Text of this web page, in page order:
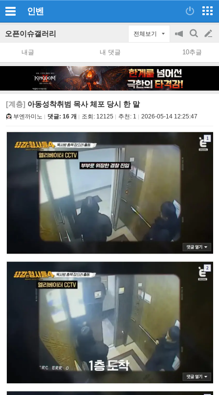
인벤
오픈이슈갤러리 전체보기
공
지
on/off
검
색
글
쓰
내글 내 댓글 10추글
[계층] 아동성착취범 목사 체포 당시 한 말
부엔까미노 댓글: 16 개 조회: 12125 추천: 1 2026-05-14 12:25:47